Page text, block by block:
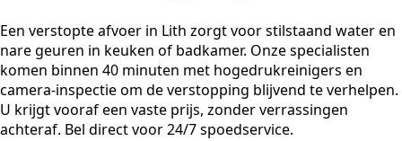
Een verstopte afvoer in Lith zorgt voor stilstaand water en
nare geuren in keuken of badkamer. Onze specialisten
komen binnen 40 minuten met hogedrukreinigers en
camera-inspectie om de verstopping blijvend te verhelpen.
U krijgt vooraf een vaste prijs, zonder verrassingen
achteraf. Bel direct voor 24/7 spoedservice.